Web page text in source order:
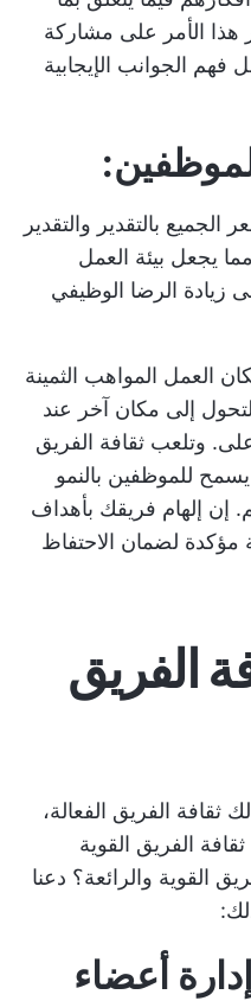
هذا الأمر على مشاركة
الجوانب الإيجابية
بالتقدير والتقدير
يجعل بيئة العمل
زيادة الرضا الوظيفي
العمل المواهب الثمينة
إلى مكان آخر عند
وتلعب ثقافة الفريق
للموظفين بالنمو
إن إلهام فريقك بأهداف
مؤكدة لضمان الاحتفاظ
الفريق
الفريق الفعالة،
الفريق القوية
القوية والرائعة؟ دعنا
إدارة أعضاء